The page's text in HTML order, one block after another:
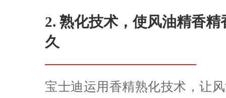
2. 熟化技术，使风油精香
久
宝士迪运用香精熟化技术，让